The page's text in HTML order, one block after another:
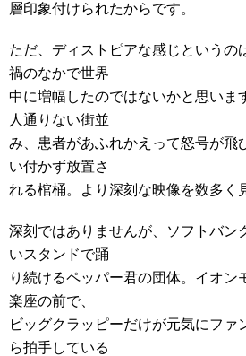
層印象付けられたからです。
ただ、ディストピアな感じというの
禍のなかで世界
中に増幅したのではないかと思いま
人通りない街並
み、患者があふれかえって怒号が飛
い付かず放置さ
れる棺桶。より深刻な映像を数多く
深刻ではありませんが、ソフトバン
いスタンドで踊
り続けるペッパー君の団体。イオン
楽座の前で、
ビッグクラッピーだけが元気にファ
ら拍手している